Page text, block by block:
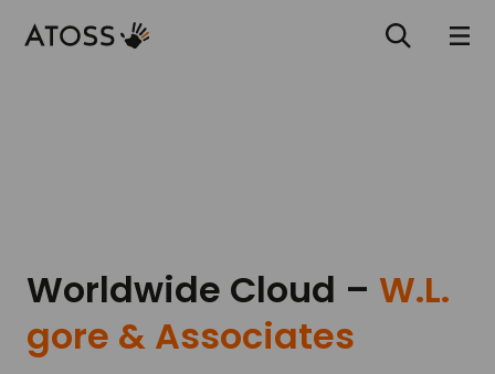
Worldwide Cloud – W.L.
gore & Associates